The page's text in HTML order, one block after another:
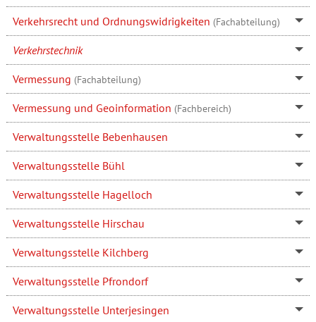
Verkehrsrecht und Ordnungswidrigkeiten (Fachabteilung)
Verkehrstechnik
Vermessung (Fachabteilung)
Vermessung und Geoinformation (Fachbereich)
Verwaltungsstelle Bebenhausen
Verwaltungsstelle Bühl
Verwaltungsstelle Hagelloch
Verwaltungsstelle Hirschau
Verwaltungsstelle Kilchberg
Verwaltungsstelle Pfrondorf
Verwaltungsstelle Unterjesingen